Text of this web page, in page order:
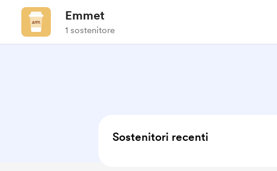
Emmet
1 sostenitore
Sostenitori recenti